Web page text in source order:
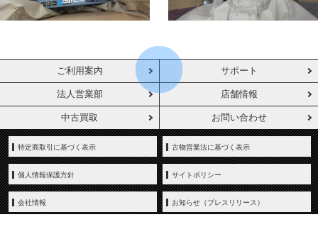
ご利用案内 サポート
法人営業部 店舗情報
中古買取 お問い合わせ
特定商取引に基づく表示 古物営業法に基づく表示
個人情報保護方針 サイトポリシー
会社情報 お知らせ（プレスリリース）